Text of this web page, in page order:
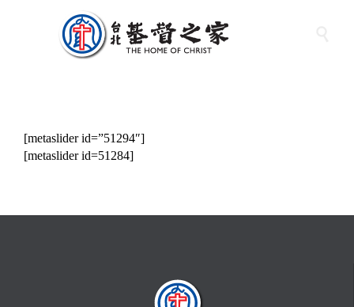
[metaslider id=”51294″]
[metaslider id=51284]